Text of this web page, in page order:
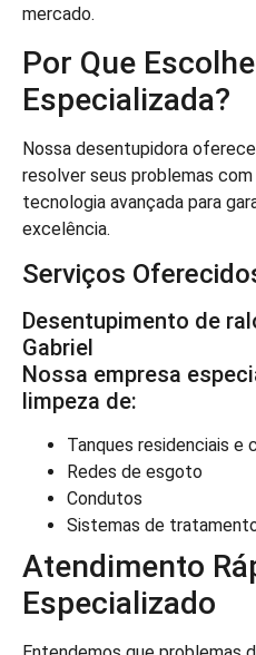
mercado.
Por Que
Especializada?
Nossa desentupidora
resolver seus problemas
tecnologia avançada para
excelência.
Serviços
Desentupimento de
Gabriel
Nossa empresa
limpeza de:
Tanques residenciais e
Redes de esgoto
Condutos
Sistemas de
Atendimento
Especializado